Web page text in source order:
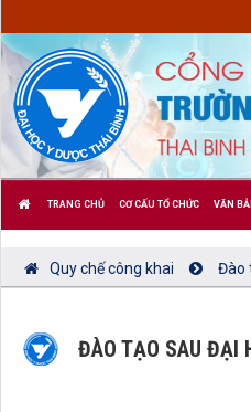
TRANG CHỦ CƠ CẤU TỔ CHỨC VĂN
Quy chế công khai Đào
ĐÀO TẠO SAU ĐẠI